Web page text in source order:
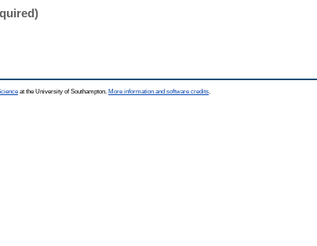
at the University of Southampton. More information and software credits